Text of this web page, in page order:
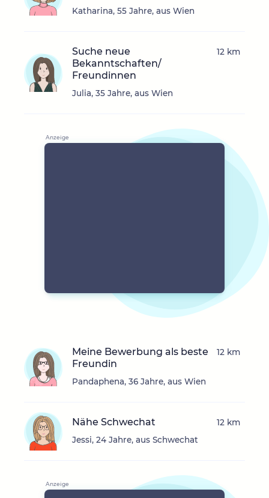
Katharina, 55 Jahre, aus Wien
Suche neue
Bekanntschaften/
Freundinnen
Julia, 35 Jahre, aus Wien
12 km
Meine Bewerbung als beste
Freundin
Pandaphena, 36 Jahre, aus Wien
12 km
Nähe Schwechat
Jessi, 24 Jahre, aus Schwechat
12 km